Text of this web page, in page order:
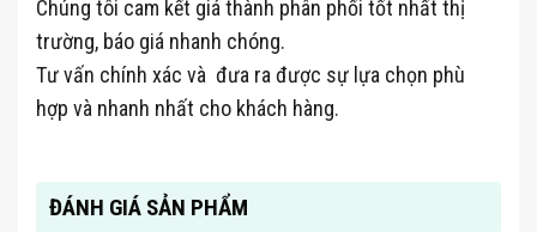
Chúng tôi cam kết giá thành phân phối tốt nhất thị
trường, báo giá nhanh chóng.
Tư vấn chính xác và đưa ra được sự lựa chọn phù
hợp và nhanh nhất cho khách hàng.
ĐÁNH GIÁ SẢN PHẨM